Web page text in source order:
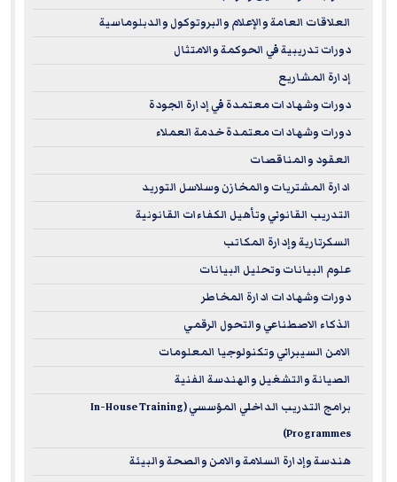
Why Choose Our ILM Recognized Training Courses?
Thinking about stepping up your leadership game? Here's
why picking an ILM-recognized course is a smart move:
ILM qualifications
are a big deal to employers. They show you've trained
to international leadership standards.
Career Advancement:Our ILM courses arm you with
the know-how to manage teams, drive performance,
and make sharp business decisions.
Flexible Learning and Practical Application:The focus
is on real-world application, so you can put your new
leadership skills to work right away.
These courses are perfect if you're ready to sharpen your
strategic leadership skills and make a significant impact in
your organization.
For more information on ILM – please visitwww.i-l-m.com
العلاقات العامة والإعلام والبروتوكول والدبلوماسية
دورات تدريبية في الحوكمة والامتثال
إدارة المشاريع
دورات وشهادات معتمدة في إدارة الجودة
دورات وشهادات معتمدة خدمة العملاء
العقود والمناقصات
ادارة المشتريات والمخازن وسلاسل التوريد
التدريب القانوني وتأهيل الكفاءات القانونية
السكرتارية وإدارة المكاتب
علوم البيانات وتحليل البيانات
دورات وشهادات ادارة المخاطر
الذكاء الاصطناعي والتحول الرقمي
الامن السيبراني وتكنولوجيا المعلومات
الصيانة والتشغيل والهندسة الفنية
برامج التدريب الداخلي المؤسسي (In-House Training
Programmes)
هندسة وإدارة السلامة والامن والصحة والبيئة